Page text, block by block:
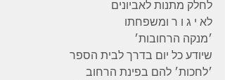
לחלק מתנות לאביונים
לא י ג ו ר ומשפחתו
׳מנקה הרחובות׳
שיודע כל יום בדרך לבית הספר
׳לחכות׳ להם בפינת הרחוב